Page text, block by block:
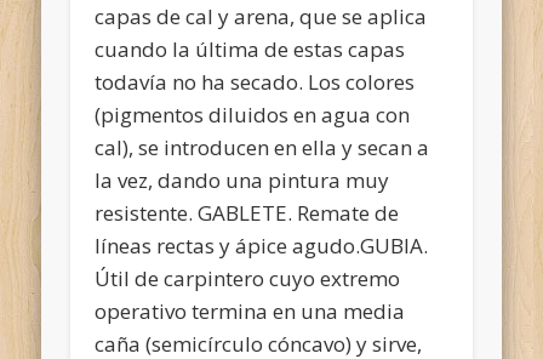
capas de cal y arena, que se aplica
cuando la última de estas capas
todavía no ha secado. Los colores
(pigmentos diluidos en agua con
cal), se introducen en ella y secan a
la vez, dando una pintura muy
resistente. GABLETE. Remate de
líneas rectas y ápice agudo.GUBIA.
Útil de carpintero cuyo extremo
operativo termina en una media
caña (semicírculo cóncavo) y sirve,